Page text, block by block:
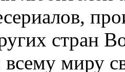
стран
всему миру